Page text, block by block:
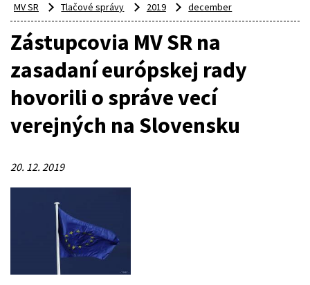
MV SR Tlačové správy 2019 december
Zástupcovia MV SR na
zasadaní európskej rady
hovorili o správe vecí
verejných na Slovensku
20. 12. 2019